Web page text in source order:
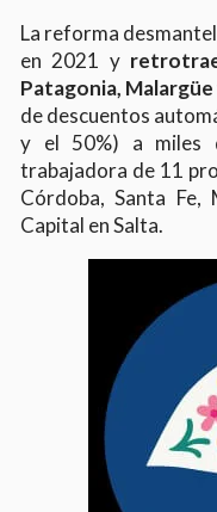
La reforma
en 2021 y
Patagonia, Malargüe
de descuentos
y el 50%) a miles
trabajadora de 11
Córdoba, Santa
Capital en Salta.